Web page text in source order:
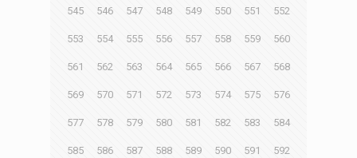
545 546 547 548 549 550 551 552
553 554 555 556 557 558 559 560
561 562 563 564 565 566 567 568
569 570 571 572 573 574 575 576
577 578 579 580 581 582 583 584
585 586 587 588 589 590 591 592